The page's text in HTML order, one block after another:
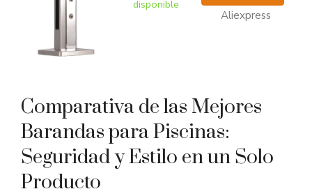
disponible
Aliexpress
Comparativa de las Mejores
Barandas para Piscinas:
Seguridad y Estilo en un Solo
Producto